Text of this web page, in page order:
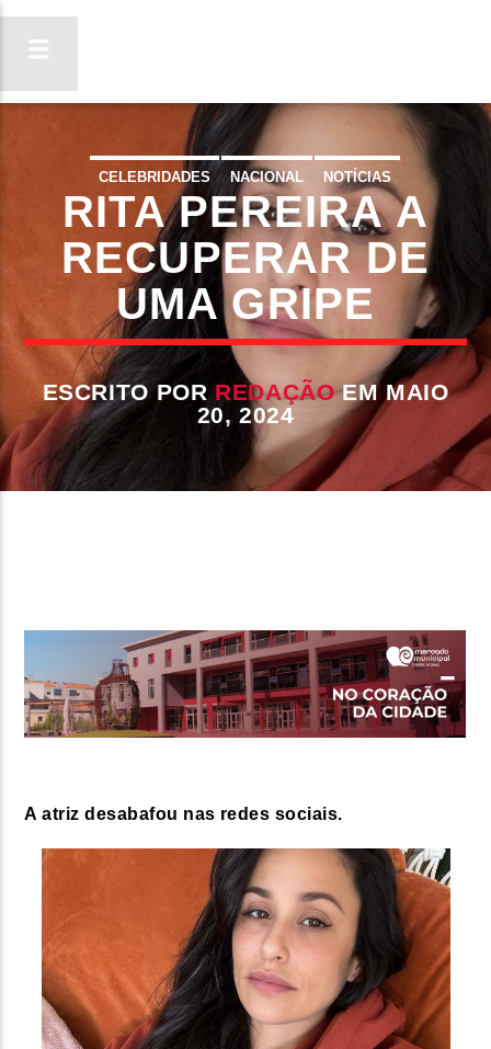
ON FM
LIGA-TE
CELEBRIDADES NACIONAL NOTÍCIAS
REDES SOCIAIS
RITA PEREIRA A
RECUPERAR DE
UMA GRIPE
ESCRITO POR REDAÇÃOEM MAIO
20, 2024
A atriz desabafou nas redes sociais.